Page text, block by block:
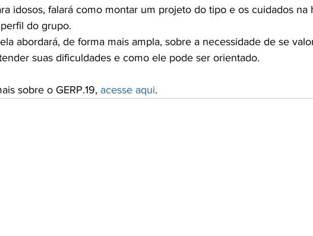
idosos, falará como montar um projeto do tipo e os cuidados na
do grupo.
abordará, de forma mais ampla, sobre a necessidade de se
suas dificuldades e como ele pode ser orientado.
sobre o GERP.19, acesse aqui.